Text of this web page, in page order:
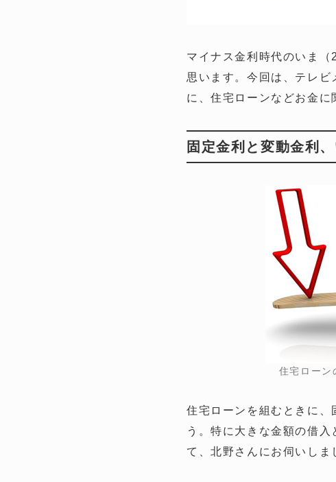
マイナス金利時代のいま
思います。今回は、テレ
に、住宅ローンなどお金に
固定金利と変動金利
住宅ローン
住宅ローンを組むときに、
う。特に大きな金額の借
て、北野さんにお伺いしま